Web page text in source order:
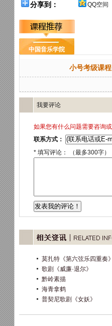
分享到： QQ空间
中国音乐学院
小号考级课程
莫扎特《第六弦乐四重奏》
歌剧《威廉·退尔》
黔岭素描
海青拿鹤
普契尼歌剧《女妖》